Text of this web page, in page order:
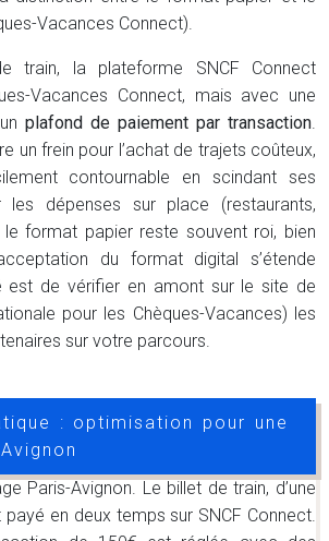
Vacances Connect).
train, la plateforme SNCF Connect
Vacances Connect, mais avec une
plafond de paiement par transaction.
un frein pour l’achat de trajets coûteux,
contournable en scindant ses
les dépenses sur place (restaurants,
le format papier reste souvent roi, bien
du format digital s’étende
est de vérifier en amont sur le site de
pour les Chèques-Vacances) les
sur votre parcours.
: optimisation pour une
Paris-Avignon. Le billet de train, d’une
en deux temps sur SNCF Connect.